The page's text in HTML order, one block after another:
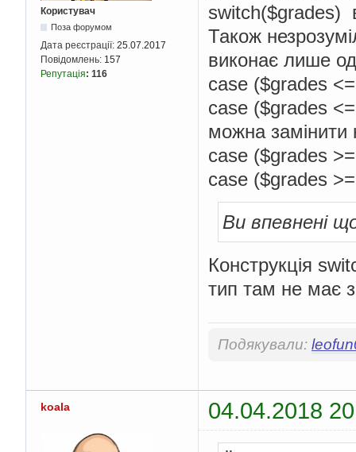
Користувач
Поза форумом
Дата реєстрації: 25.07.2017
Повідомлень: 157
Репутація: 116
switch($grades)
Також
виконає лише
case ($grades
case ($grades
можна замінити
case ($grades
case ($grades
Ви впевнені
Конструкція
тип там не має
Подякували:
koala 04.04.2018